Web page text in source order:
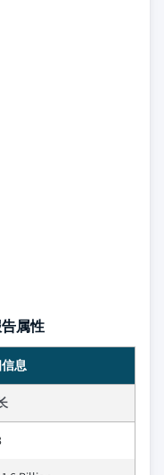
属性
息